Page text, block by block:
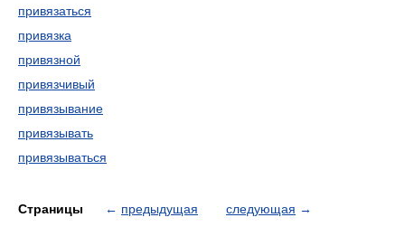
привязаться
привязка
привязной
привязчивый
привязывание
привязывать
привязываться
Страницы ← предыдущая следующая →